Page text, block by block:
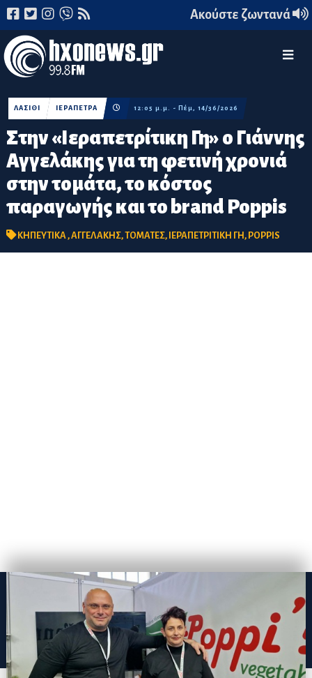
Ακούστε ζωντανά
Στην «Ιεραπετρίτικη Γη» ο Γιάννης
Αγγελάκης για τη φετινή χρονιά
στην τομάτα, το κόστος
παραγωγής και το brand Poppis
ΛΑΣΙΘΙ ΙΕΡΑΠΕΤΡΑ 12:05 μ.μ. - Πέμ, 14/36/2026
ΚΗΠΕΥΤΙΚΑ ,ΑΓΓΕΛΑΚΗΣ,ΤΟΜΑΤΕΣ, ΙΕΡΑΠΕΤΡΙΤΙΚΗ ΓΗ, POPPIS